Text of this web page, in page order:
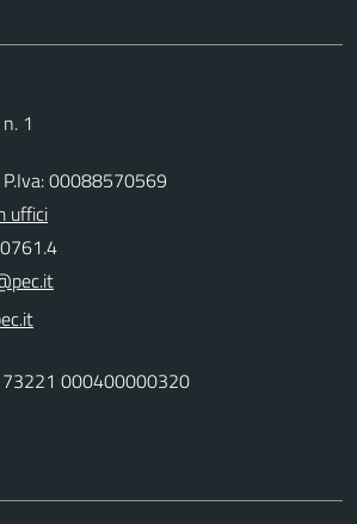
1
00088570569
uffici
000400000320